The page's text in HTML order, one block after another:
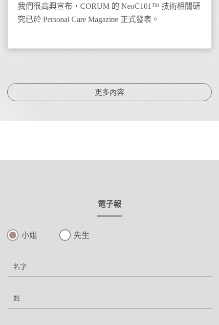
我們很高興宣布，CORUM 的 NeoC101™ 技術相關研
究已於 Personal Care Magazine 正式發表。
更多內容
電子報
小姐 先生